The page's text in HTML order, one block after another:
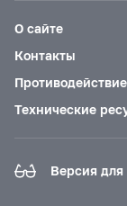
О сайте
Контакты
Технические
Версия